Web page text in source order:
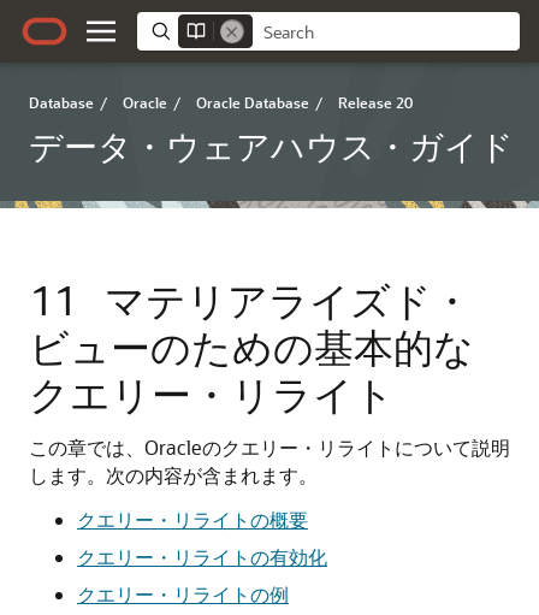
Database / Oracle / Oracle Database / Release 20
データ・ウェアハウス・ガイド
11
マテリアライズド・
ビューのための基本的な
クエリー・リライト
この章では、Oracleのクエリー・リライトについて説明
します。次の内容が含まれます。
クエリー・リライトの概要
クエリー・リライトの有効化
クエリー・リライトの例